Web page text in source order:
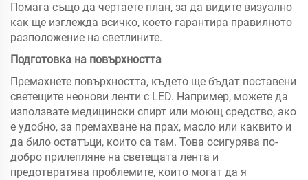
Помага също да чертаете план, за да видите визуално
как ще изглежда всичко, което гарантира правилното
разположение на светлините.
Подготовка на повърхността
Премахнете повърхността, където ще бъдат поставени
светещите неонови ленти с LED. Например, можете да
използвате медицински спирт или моющ средство, ако
е удобно, за премахване на прах, масло или каквито и
да било остатъци, които са там. Това осигурява по-
добро прилепляне на светещата лента и
предотвратява проблемите, които могат да я